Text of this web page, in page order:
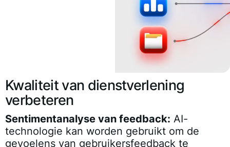
Kwaliteit van dienstverlening
verbeteren
Sentimentanalyse van feedback: AI-
technologie kan worden gebruikt om de
gevoelens van gebruikersfeedback te